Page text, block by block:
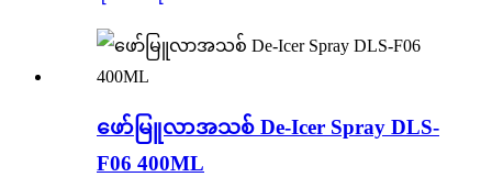
ဖော်မြူလာအသစ် De-Icer Spray DLS-
F06 400ML